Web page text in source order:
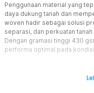
Penggunaan material yang
daya dukung tanah dan
woven hadir sebagai solusi
separasi, dan perkuatan
Dengan gramasi tinggi 430
performa optimal pada